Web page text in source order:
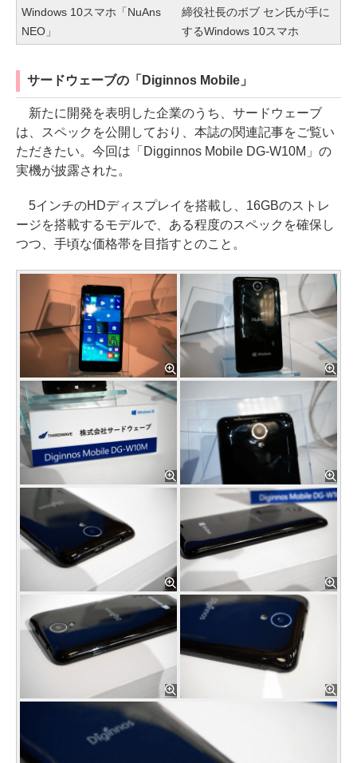
Windows 10スマホ「NuAns
NEO」
締役社長のボブ セン氏が手に
するWindows 10スマホ
サードウェーブの「Diginnos Mobile」
新たに開発を表明した企業のうち、サードウェーブ
は、スペックを公開しており、本誌の関連記事をご覧い
ただきたい。今回は「Digginnos Mobile DG-W10M」の
実機が披露された。
5インチのHDディスプレイを搭載し、16GBのストレ
ージを搭載するモデルで、ある程度のスペックを確保し
つつ、手頃な価格帯を目指すとのこと。